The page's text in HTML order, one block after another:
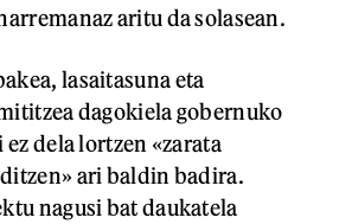
aritu da solasean.
lasaitasuna eta
dagokiela gobernuko
dela lortzen «zarata
ari baldin badira.
nagusi bat daukatela